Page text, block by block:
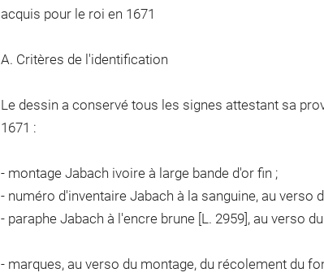
acquis pour le roi en 1671
A. Critères de l'identification
Le dessin a conservé tous les signes attestant sa
1671 :
- montage Jabach ivoire à large bande d'or fin ;
- numéro d'inventaire Jabach à la sanguine, au verso
- paraphe Jabach à l'encre brune [L. 2959], au verso
- marques, au verso du montage, du récolement du